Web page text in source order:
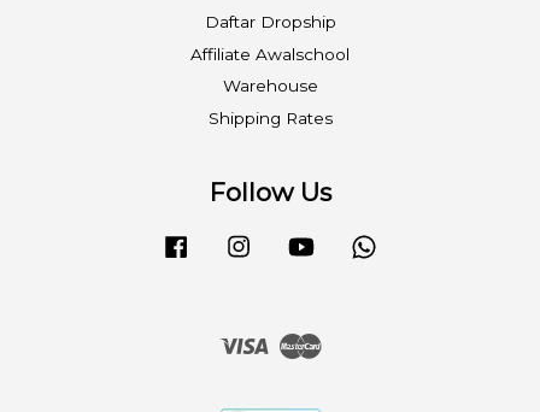
Daftar Dropship
Affiliate Awalschool
Warehouse
Shipping Rates
Follow Us
FacebookInstagramYouTube
Visa Master